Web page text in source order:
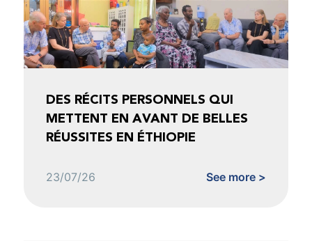
DES RÉCITS PERSONNELS QUI
METTENT EN AVANT DE BELLES
RÉUSSITES EN ÉTHIOPIE
23/07/26 See more >